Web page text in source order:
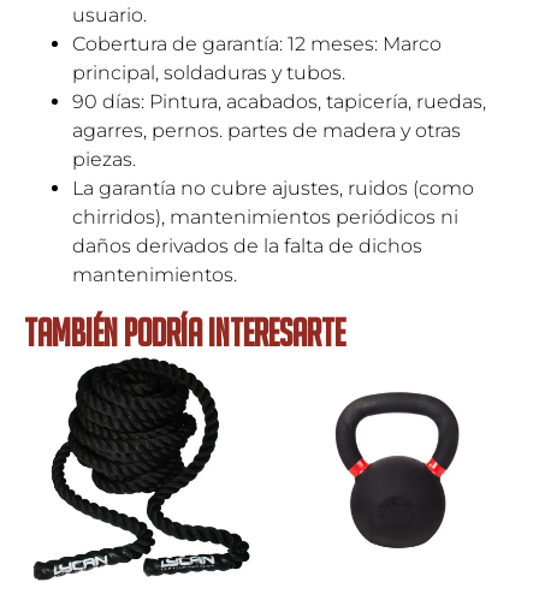
usuario.
Cobertura de garantía: 12 meses: Marco
principal, soldaduras y tubos.
90 días: Pintura, acabados, tapicería, ruedas,
agarres, pernos. partes de madera y otras
piezas.
La garantía no cubre ajustes, ruidos (como
chirridos), mantenimientos periódicos ni
daños derivados de la falta de dichos
mantenimientos.
TAMBIÉN PODRÍA INTERESARTE